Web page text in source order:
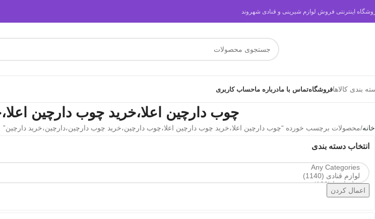
اینترنتی فروش لوازم شیرینی و قنادی شهروند
بندی کالاهافروشگاهتماس با مادرباره ماحساب کاربری
چوب دارچین اعلا،خرید چوب دارچین
خانه محصولات برچسب خورده “چوب دارچین اعلا،خرید چوب دارچین اعلا،چوب دارچین،خرید چوب دارچین،دارچین،خرید دارچین”
انتخاب دسته بندی
اعمال کردن